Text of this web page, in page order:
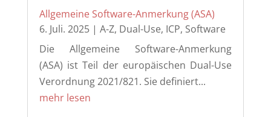
Allgemeine Software-Anmerkung (ASA)
6. Juli. 2025| A-Z, Dual-Use, ICP, Software
Die Allgemeine Software-Anmerkung
(ASA) ist Teil der europäischen Dual-Use
Verordnung 2021/821. Sie definiert...
mehr lesen